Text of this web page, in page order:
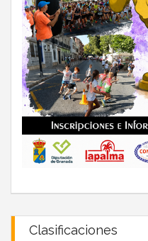
Clasificaciones